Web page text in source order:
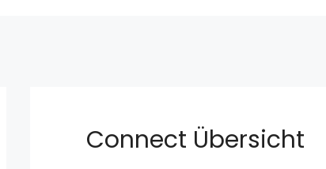
Connect Übersicht